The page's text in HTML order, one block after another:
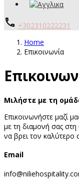
+302310222231
Home
Επικοινωνία
Μιλήστε με τη
Επικοινωνήστε μαζί
με τη διαμονή σας
να βρει τον καλύτερο
Email